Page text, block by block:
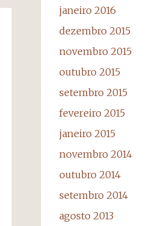
janeiro 2016
dezembro 2015
novembro 2015
outubro 2015
setembro 2015
fevereiro 2015
janeiro 2015
novembro 2014
outubro 2014
setembro 2014
agosto 2013